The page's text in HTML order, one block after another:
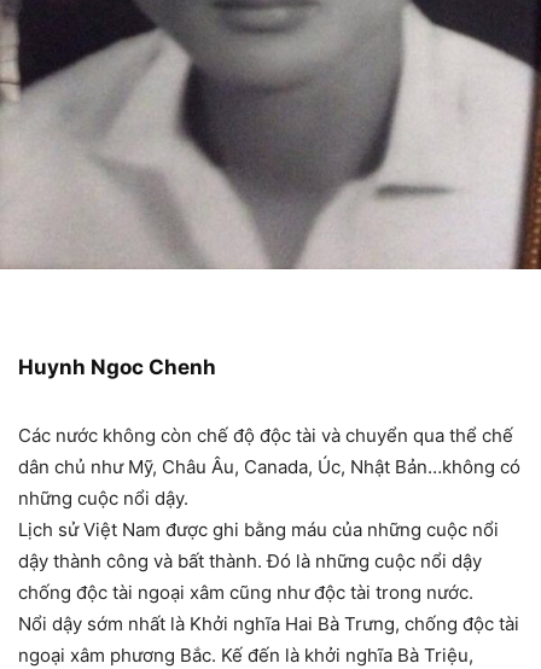
Huynh Ngoc Chenh
Các nước không còn chế độ độc tài và chuyển qua thể chế
dân chủ như Mỹ, Châu Âu, Canada, Úc, Nhật Bản…không có
những cuộc nổi dậy.
Lịch sử Việt Nam được ghi bằng máu của những cuộc nổi
dậy thành công và bất thành. Đó là những cuộc nổi dậy
chống độc tài ngoại xâm cũng như độc tài trong nước.
Nổi dậy sớm nhất là Khởi nghĩa Hai Bà Trưng, chống độc tài
ngoại xâm phương Bắc. Kế đến là khởi nghĩa Bà Triệu,